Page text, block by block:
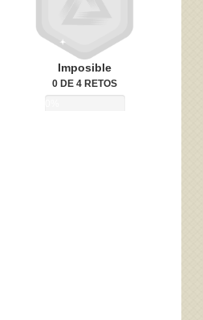
Imposible
0 DE 4 RETOS